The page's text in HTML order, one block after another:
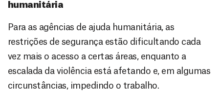
humanitária
Para as agências de ajuda humanitária, as
restrições de segurança estão dificultando cada
vez mais o acesso a certas áreas, enquanto a
escalada da violência está afetando e, em algumas
circunstâncias, impedindo o trabalho.